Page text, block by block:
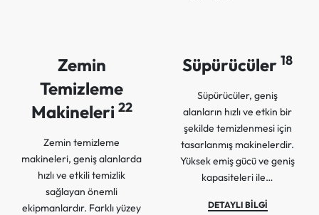
Zemin
Temizleme
Makineleri 22
Zemin temizleme
makineleri, geniş alanlarda
hızlı ve etkili temizlik
sağlayan önemli
ekipmanlardır. Farklı yüzey
Süpürücüler 18
Süpürücüler, geniş
alanların hızlı ve etkin bir
şekilde temizlenmesi için
tasarlanmış makinelerdir.
Yüksek emiş gücü ve geniş
kapasiteleri ile…
DETAYLI BİLGİ